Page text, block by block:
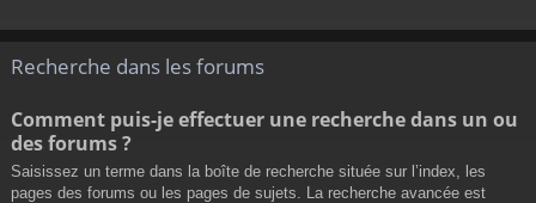
Recherche dans les forums
Comment puis-je effectuer une recherche dans un ou
des forums ?
Saisissez un terme dans la boîte de recherche située sur l’index, les
pages des forums ou les pages de sujets. La recherche avancée est